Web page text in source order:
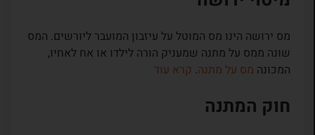
מס ירושה הינו מס המוטל על עיזבון המועבר ליורשים. המס
שונה ממס על מתנה שמעניק הורה לילדו או אח לאחיו,
המכונה מס על מתנה. קרא עוד
חוק המתנה